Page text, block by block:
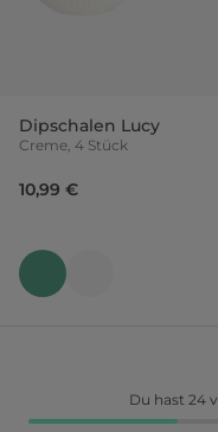
Dipschalen Lucy
Creme, 4 Stück
10,99 €
Du hast 24